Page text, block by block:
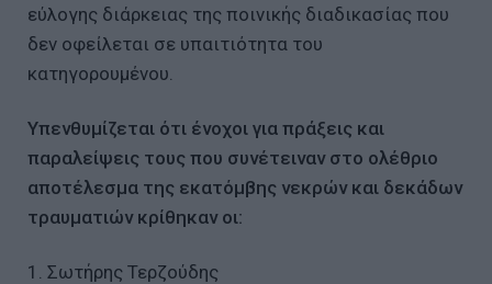
εύλογης διάρκειας της ποινικής διαδικασίας που
δεν οφείλεται σε υπαιτιότητα του
κατηγορουμένου.
Υπενθυμίζεται ότι ένοχοι για πράξεις και
παραλείψεις τους που συνέτειναν στο ολέθριο
αποτέλεσμα της εκατόμβης νεκρών και δεκάδων
τραυματιών κρίθηκαν οι:
1. Σωτήρης Τερζούδης